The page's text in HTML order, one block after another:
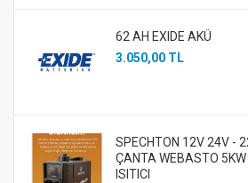
62 AH EXIDE AKÜ
3.050,00 TL
SPECHTON 12V 24V -
ÇANTA WEBASTO 5KW
ISITICI